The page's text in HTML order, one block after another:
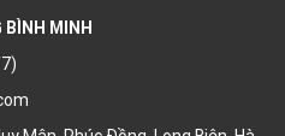
BÌNH MINH